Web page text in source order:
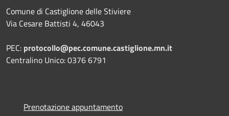
Comune di Castiglione delle Stiviere
Via Cesare Battisti 4, 46043
PEC: protocollo@pec.comune.castiglione.mn.it
Centralino Unico: 0376 6791
Prenotazione appuntamento